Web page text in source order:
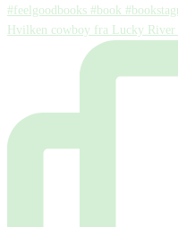
Hvilken cowboy fra Lucky